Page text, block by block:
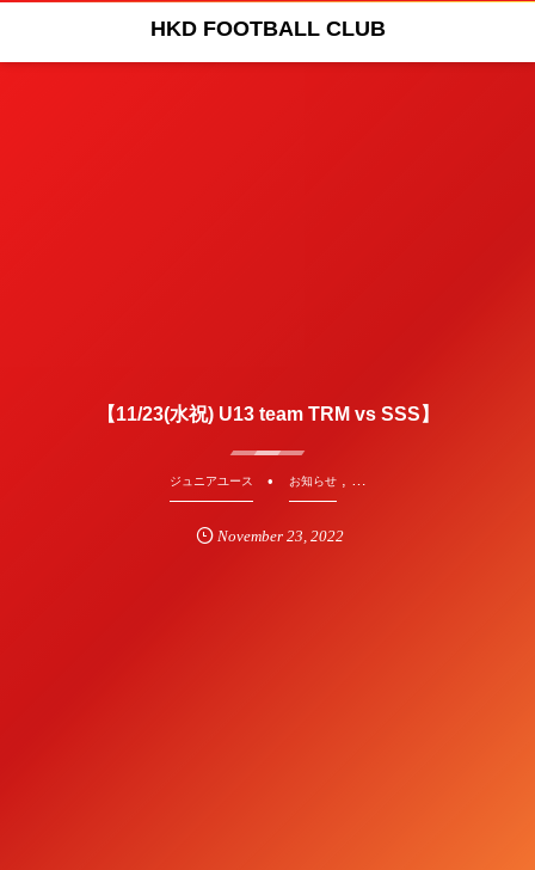
HKD FOOTBALL CLUB
【11/23(水祝) U13 team TRM vs SSS】
ジュニアユース お知らせ, …
November 23 2022